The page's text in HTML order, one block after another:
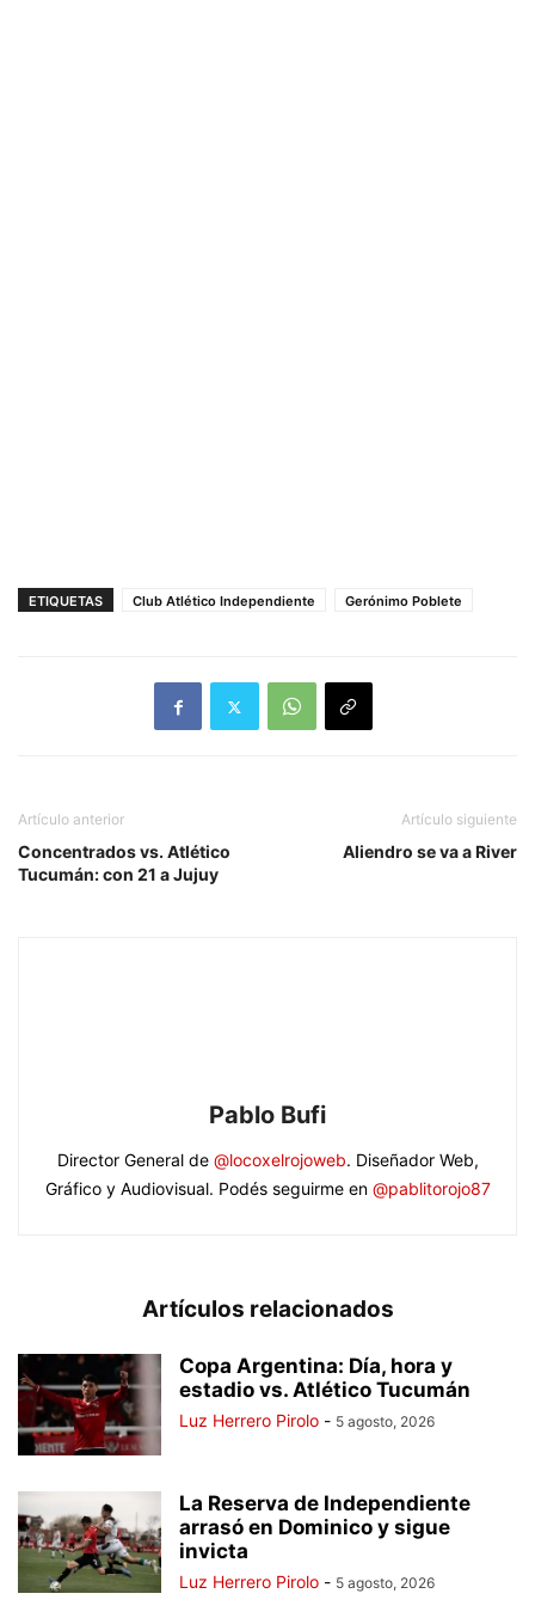
ETIQUETAS Club Atlético Independiente Gerónimo Poblete
Artículo anterior
Concentrados vs. Atlético
Tucumán: con 21 a Jujuy
Artículo siguiente
Aliendro se va a River
Pablo Bufi
Director General de @locoxelrojoweb. Diseñador Web,
Gráfico y Audiovisual. Podés seguirme en @pablitorojo87
Artículos relacionados
Copa Argentina: Día, hora y
estadio vs. Atlético Tucumán
Luz Herrero Pirolo - 5 agosto, 2026
La Reserva de Independiente
arrasó en Dominico y sigue
invicta
Luz Herrero Pirolo - 5 agosto, 2026